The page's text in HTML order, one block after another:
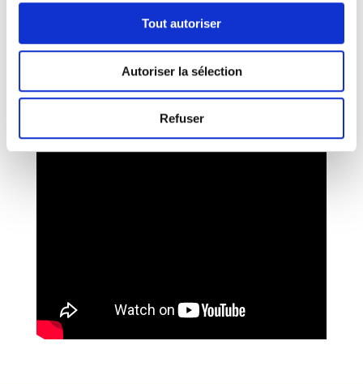
Tout autoriser
Autoriser la sélection
Refuser